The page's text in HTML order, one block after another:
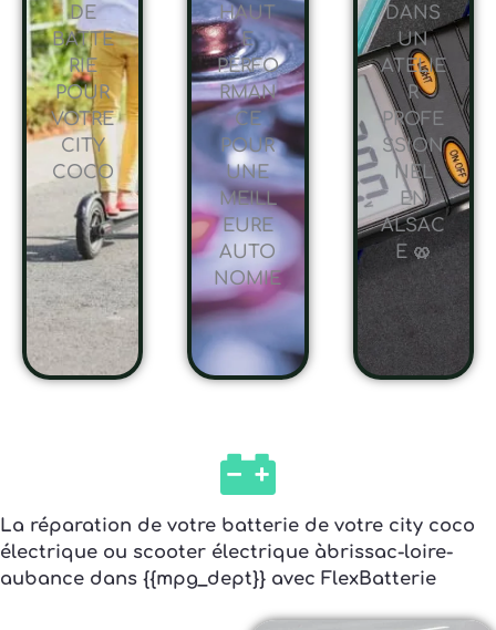
DE
BATTE
RIE
POUR
VOTRE
CITY
COCO
HAUT
E
PERFO
RMAN
CE
POUR
UNE
MEILL
EURE
AUTO
NOMIE
DANS
UN
ATELIE
R
PROFE
SSION
NEL
EN
ALSAC
E 🥨
La réparation de votre batterie de votre city coco
électrique ou scooter électrique àbrissac-loire-
aubance dans {{mpg_dept}} avec FlexBatterie